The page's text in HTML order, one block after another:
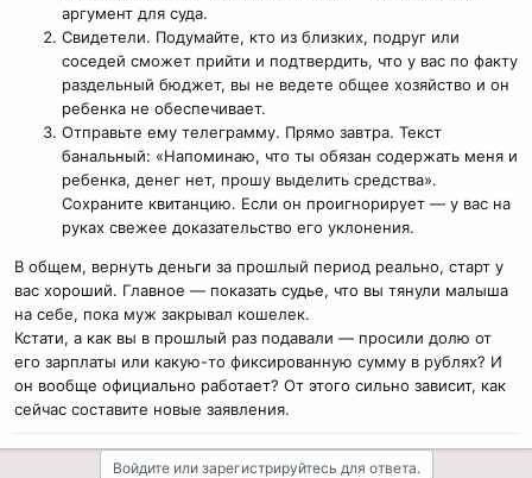
аргумент для суда.
Свидетели. Подумайте, кто из близких, подруг или
соседей сможет прийти и подтвердить, что у вас по факту
раздельный бюджет, вы не ведете общее хозяйство и он
ребенка не обеспечивает.
Отправьте ему телеграмму. Прямо завтра. Текст
банальный: «Напоминаю, что ты обязан содержать меня и
ребенка, денег нет, прошу выделить средства».
Сохраните квитанцию. Если он проигнорирует — у вас на
руках свежее доказательство его уклонения.
В общем, вернуть деньги за прошлый период реально, старт у
вас хороший. Главное — показать судье, что вы тянули малыша
на себе, пока муж закрывал кошелек.
Кстати, а как вы в прошлый раз подавали — просили долю от
его зарплаты или какую-то фиксированную сумму в рублях? И
он вообще официально работает? От этого сильно зависит, как
сейчас составите новые заявления.
Войдите или зарегистрируйтесь для ответа.